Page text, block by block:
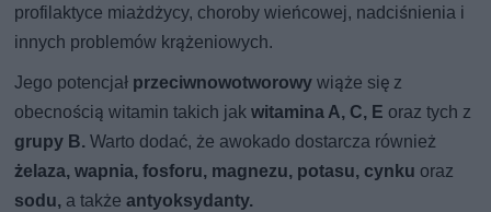
profilaktyce miażdżycy, choroby wieńcowej, nadciśnienia i
innych problemów krążeniowych.
Jego potencjał przeciwnowotworowy wiąże się z
obecnością witamin takich jakwitamina A, C, E oraz tych z
grupy B.Warto dodać, że awokado dostarcza również
żelaza, wapnia, fosforu, magnezu, potasu, cynku oraz
sodu, a także antyoksydanty.